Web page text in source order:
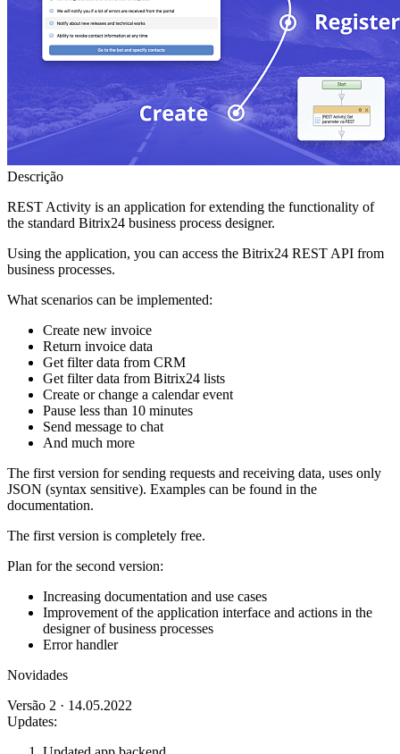
Descrição
REST Activity is an application for extending the functionality of
the standard Bitrix24 business process designer.
Using the application, you can access the Bitrix24 REST API from
business processes.
What scenarios can be implemented:
Create new invoice
Return invoice data
Get filter data from CRM
Get filter data from Bitrix24 lists
Create or change a calendar event
Pause less than 10 minutes
Send message to chat
And much more
The first version for sending requests and receiving data, uses only
JSON (syntax sensitive). Examples can be found in the
documentation.
The first version is completely free.
Plan for the second version:
Increasing documentation and use cases
Improvement of the application interface and actions in the
designer of business processes
Error handler
Novidades
Versão 2 · 14.05.2022
Updates: